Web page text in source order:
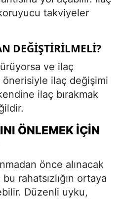
takviyeler
DEĞIŞTIRILMELI?
ve ilaç
önerisiyle ilaç değişimi
ilaç bırakmak
ÖNLEMEK İÇIN
önce alınacak
rahatsızlığın ortaya
Düzenli uyku,